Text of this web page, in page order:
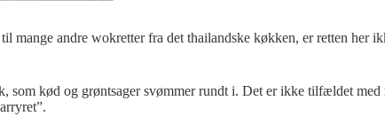
andre wokretter fra det thailandske køkken, er retten her
kød og grøntsager svømmer rundt i. Det er ikke tilfældet